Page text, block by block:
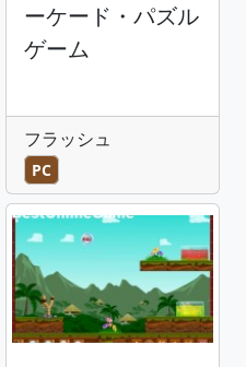
ーケード・パズル
ゲーム
フラッシュ
PC